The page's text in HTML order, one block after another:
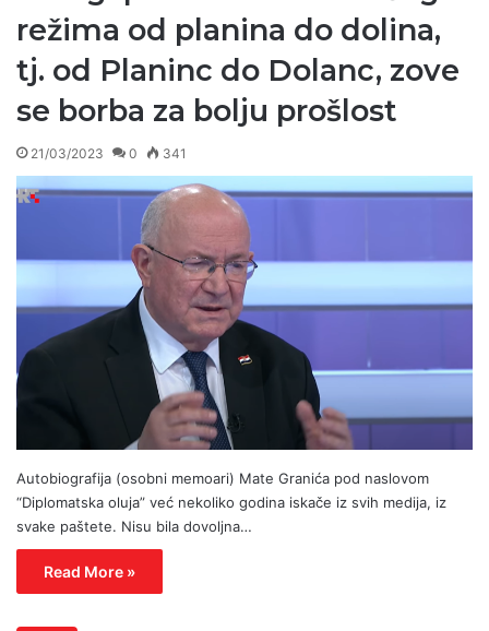
režima od planina do dolina,
tj. od Planinc do Dolanc, zove
se borba za bolju prošlost
21/03/2023 0 341
Autobiografija (osobni memoari) Mate Granića pod naslovom
“Diplomatska oluja” već nekoliko godina iskače iz svih medija, iz
svake paštete. Nisu bila dovoljna…
Read More »